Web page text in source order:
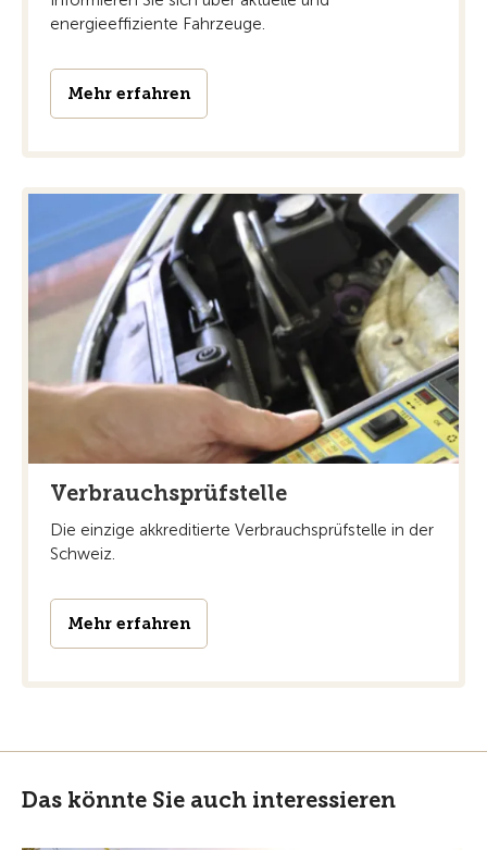
energieeffiziente Fahrzeuge.
Mehr erfahren
Verbrauchsprüfstelle
Die einzige akkreditierte Verbrauchsprüfstelle in der
Schweiz.
Mehr erfahren
Das könnte Sie auch interessieren